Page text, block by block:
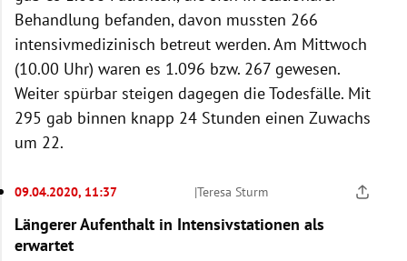
Behandlung befanden, davon mussten 266
intensivmedizinisch betreut werden. Am Mittwoch
(10.00 Uhr) waren es 1.096 bzw. 267 gewesen.
Weiter spürbar steigen dagegen die Todesfälle. Mit
295 gab binnen knapp 24 Stunden einen Zuwachs
um 22.
09.04.2020, 11:37 |Teresa Sturm
Längerer Aufenthalt in Intensivstationen als
erwartet